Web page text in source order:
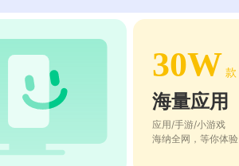
30W 款
海量应用
应用/手游/小游戏
海纳全网，等你体验